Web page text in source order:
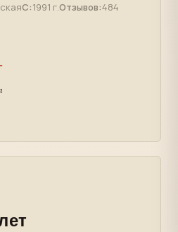
С:1991 г.Отзывов:484